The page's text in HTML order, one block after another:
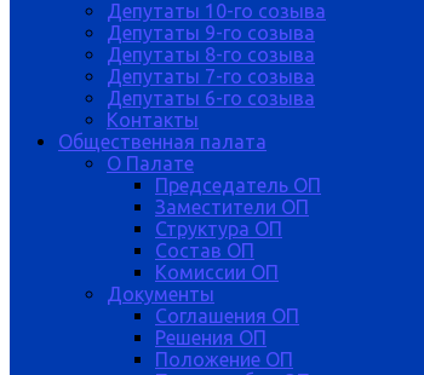
Депутаты 10-го созыва
Депутаты 9-го созыва
Депутаты 8-го созыва
Депутаты 7-го созыва
Депутаты 6-го созыва
Контакты
Общественная палата
О Палате
Председатель ОП
Заместители ОП
Структура ОП
Состав ОП
Комиссии ОП
Документы
Соглашения ОП
Решения ОП
Положение ОП